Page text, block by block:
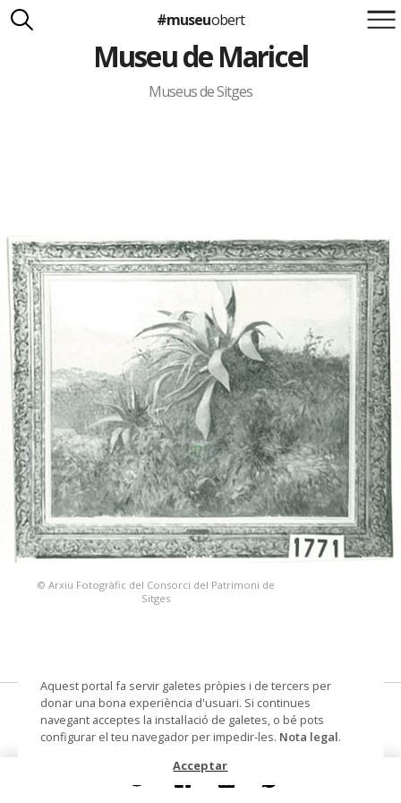
Suma't a la iniciativa
Carlota Royo
Francesca Barcellona
#museuobert
Museu de Maricel
Museus de Sitges
© Arxiu Fotogràfic del Consorci del Patrimoni de
Sitges
Paisaje con pitas
pintura
Aquest portal fa servir galetes pròpies i de tercers per
donar una bona experiència d'usuari. Si continues
navegant acceptes la instal·lació de galetes, o bé pots
configurar el teu navegador per impedir-les. Nota legal.
Acceptar